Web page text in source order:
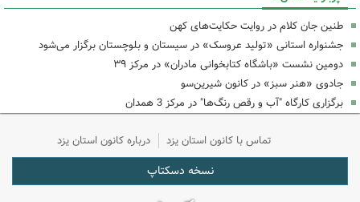
طنین جان کلام در روایت حکایت‌های کهن
جشنواره استانی «تولید عروسک» در سیستان و بلوچستان برگزار می‌شود
دومین نشست «باشگاه کتابخوانی مادران» در مرکز ۳۹
جادوی «هنر سبز» در کانون شیرین‌سو
برگزاری کارگاه "آب و رقص رنگ‌ها" در مرکز 3 همدان
تماس با کانون استان یزد درباره کانون استان یزد
نسخه دسکتاپ